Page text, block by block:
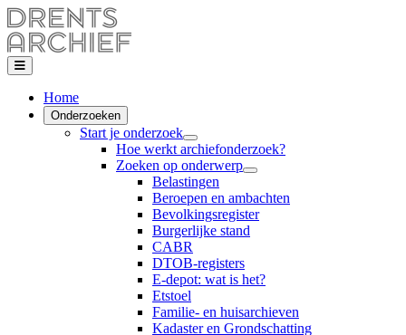
Home
Onderzoeken
Start je onderzoek
Hoe werkt archiefonderzoek?
Zoeken op onderwerp
Belastingen
Beroepen en ambachten
Bevolkingsregister
Burgerlijke stand
CABR
DTOB-registers
E-depot: wat is het?
Etstoel
Familie- en huisarchieven
Kadaster en Grondschatting